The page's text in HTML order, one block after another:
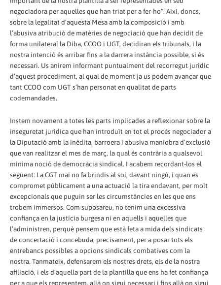
negociadora per aquelles que han triat per a fer-ho“. Així, doncs,
sobre la legalitat d’aquesta Mesa amb la composició i amb
l’abusiva atribució de matèries de negociació que han decidit de
forma unilateral la Diba, CCOO i UGT, decidiran els tribunals, i la
nostra intenció és arribar fins a la darrera instància possible, si és
necessari. Us anirem informant puntualment del recorregut jurídic
d’aquest procediment, al qual de moment ja us podem avançar que
tant CCOO com UGT s’han personat en qualitat de parts
codemandades.
Instem novament a totes les parts implicades a reflexionar sobre la
inseguretat jurídica que han introduït en tot el procés negociador a
la Diputació amb la inèdita, barroera i abusiva maniobra d’exclusió
que van realitzar el mes de març, la qual és contrària a qualsevol
mínima noció de democràcia sindical. I acabem recordant-los el
següent: La CGT mai no fa brindis al sol, davant ningú, i quan es
compromet públicament a una actuació la tira endavant, per molt
excepcionals que puguin ser les circumstàncies en les que ens
trobem immersos. Com suposareu, no tenim una excessiva
confiança en la justícia burgesa ni en aquells i aquelles que
l’administren, perquè pensem que està feta a mida dels sindicats
de concertació i concebuda, precisament, per a posar tots els
entrebancs possibles a opcions sindicals combatives com la
nostra. Tanmateix, defensarem els nostres drets, els de la nostra
afiliació, i els d’aquella part de la plantilla que ens ha fet confiança
per a que els representem, allà on sigui necessari i fins allà on sigui